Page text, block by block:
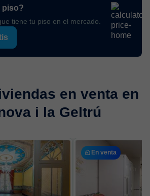
piso?
tiene tu piso en el mercado.
en venta en
i la Geltrú
En venta